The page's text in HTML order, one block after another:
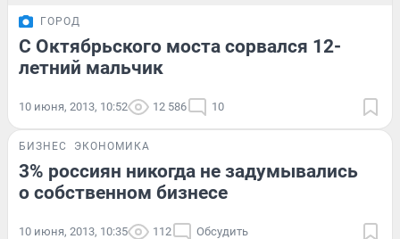
ГОРОД
С Октябрьского моста сорвался 12-
летний мальчик
10 июня, 2013, 10:52 12 586 10
БИЗНЕС ЭКОНОМИКА
3% россиян никогда не задумывались
о собственном бизнесе
10 июня, 2013, 10:35 112 Обсудить